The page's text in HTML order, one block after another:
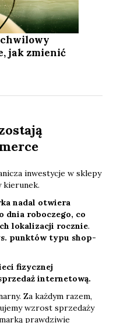
chwilowy
jak zmienić
inwestycje w sklepy
kierunek.
nadal otwiera
dnia roboczego, co
lokalizacji rocznie.
punktów typu shop-
fizycznej
internetową.
Za każdym razem,
wzrost sprzedaży
prawdziwie